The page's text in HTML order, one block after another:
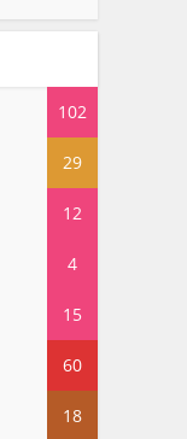
102
29
12
4
15
60
18